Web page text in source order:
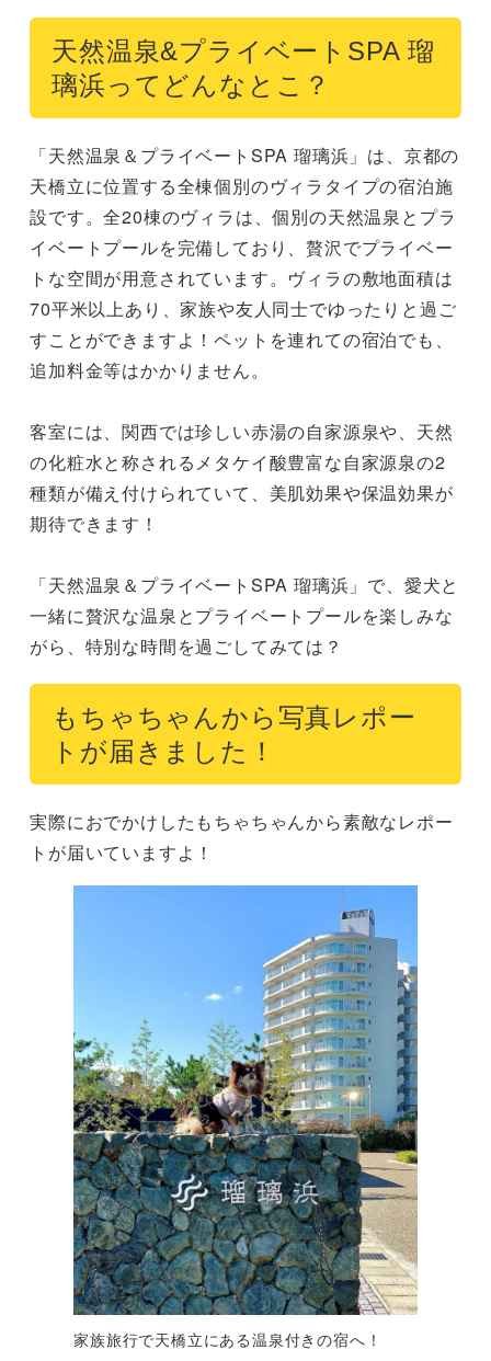
天然温泉&プライベートSPA 瑠
璃浜ってどんなとこ？
「天然温泉＆プライベートSPA 瑠璃浜」は、京都の
天橋立に位置する全棟個別のヴィラタイプの宿泊施
設です。全20棟のヴィラは、個別の天然温泉とプラ
イベートプールを完備しており、贅沢でプライベー
トな空間が用意されています。ヴィラの敷地面積は
70平米以上あり、家族や友人同士でゆったりと過ご
すことができますよ！ペットを連れての宿泊でも、
追加料金等はかかりません。
客室には、関西では珍しい赤湯の自家源泉や、天然
の化粧水と称されるメタケイ酸豊富な自家源泉の2
種類が備え付けられていて、美肌効果や保温効果が
期待できます！
「天然温泉＆プライベートSPA 瑠璃浜」で、愛犬と
一緒に贅沢な温泉とプライベートプールを楽しみな
がら、特別な時間を過ごしてみては？
もちゃちゃんから写真レポー
トが届きました！
実際におでかけしたもちゃちゃんから素敵なレポー
トが届いていますよ！
家族旅行で天橋立にある温泉付きの宿へ！